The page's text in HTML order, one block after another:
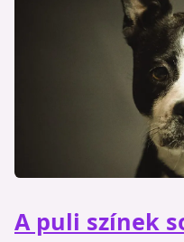
A puli színek